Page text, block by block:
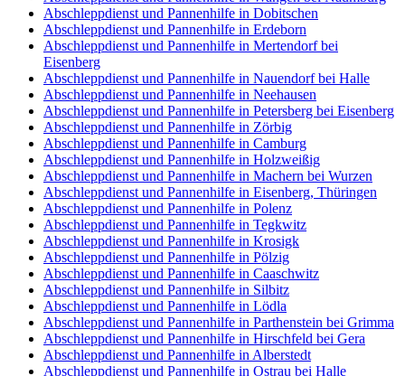
Abschleppdienst und Pannenhilfe in Dobitschen
Abschleppdienst und Pannenhilfe in Erdeborn
Abschleppdienst und Pannenhilfe in Mertendorf bei
Eisenberg
Abschleppdienst und Pannenhilfe in Nauendorf bei Halle
Abschleppdienst und Pannenhilfe in Neehausen
Abschleppdienst und Pannenhilfe in Petersberg bei Eisenberg
Abschleppdienst und Pannenhilfe in Zörbig
Abschleppdienst und Pannenhilfe in Camburg
Abschleppdienst und Pannenhilfe in Holzweißig
Abschleppdienst und Pannenhilfe in Machern bei Wurzen
Abschleppdienst und Pannenhilfe in Eisenberg, Thüringen
Abschleppdienst und Pannenhilfe in Polenz
Abschleppdienst und Pannenhilfe in Tegkwitz
Abschleppdienst und Pannenhilfe in Krosigk
Abschleppdienst und Pannenhilfe in Pölzig
Abschleppdienst und Pannenhilfe in Caaschwitz
Abschleppdienst und Pannenhilfe in Silbitz
Abschleppdienst und Pannenhilfe in Lödla
Abschleppdienst und Pannenhilfe in Parthenstein bei Grimma
Abschleppdienst und Pannenhilfe in Hirschfeld bei Gera
Abschleppdienst und Pannenhilfe in Alberstedt
Abschleppdienst und Pannenhilfe in Ostrau bei Halle